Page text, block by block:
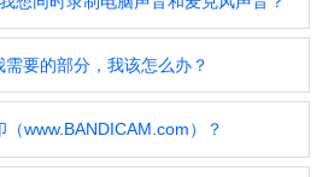
要的部分，我该怎么办？
www.BANDICAM.com）？